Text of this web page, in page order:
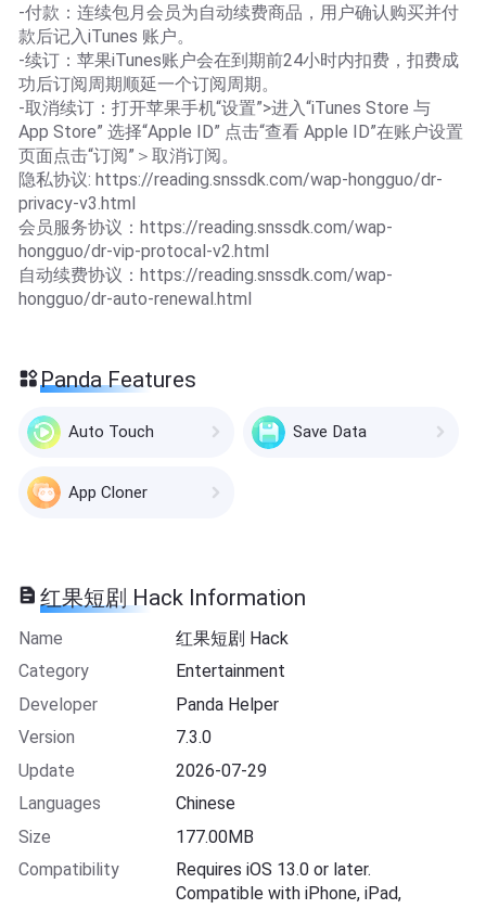
-付款：连续包月会员为自动续费商品，用户确认购买并付
款后记入iTunes 账户。
-续订：苹果iTunes账户会在到期前24小时内扣费，扣费成
功后订阅周期顺延一个订阅周期。
-取消续订：打开苹果手机“设置”>进入“iTunes Store 与
App Store” 选择“Apple ID” 点击“查看 Apple ID”在账户设置
页面点击“订阅”＞取消订阅。
隐私协议: https://reading.snssdk.com/wap-hongguo/dr-
privacy-v3.html
会员服务协议：https://reading.snssdk.com/wap-
hongguo/dr-vip-protocal-v2.html
自动续费协议：https://reading.snssdk.com/wap-
hongguo/dr-auto-renewal.html
Panda Features
Auto Touch Save Data
App Cloner
红果短剧 Hack Information
Name
红果短剧 Hack
Category
Entertainment
Developer
Panda Helper
Version
7.3.0
Update
2026-07-29
Languages
Chinese
Size
177.00MB
Compatibility
Requires iOS 13.0 or later.
Compatible with iPhone, iPad,